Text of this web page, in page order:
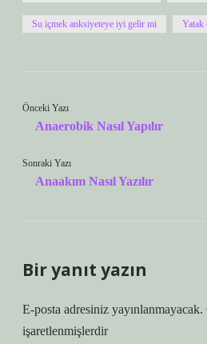
Su içmek anksiyeteye iyi gelir mi Yatak
Önceki Yazı
Anaerobik Nasıl Yapılır
Sonraki Yazı
Anaakım Nasıl Yazılır
Bir yanıt yazın
E-posta adresiniz yayınlanmayacak.
işaretlenmişlerdir